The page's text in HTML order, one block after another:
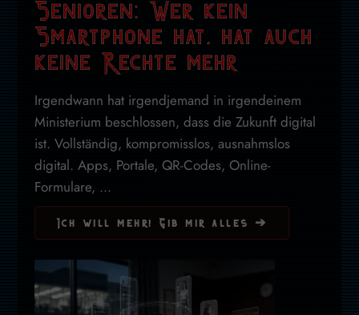
Senioren: Wer kein
Smartphone hat, hat auch
keine Rechte mehr
Irgendwann hat irgendjemand in irgendeinem
Ministerium beschlossen, dass die Zukunft digital
ist. Vollständig, kompromisslos, ausnahmslos
digital. Apps, Portale, QR-Codes, Online-
Formulare, ...
Ich will mehr! Gib mir alles ➔